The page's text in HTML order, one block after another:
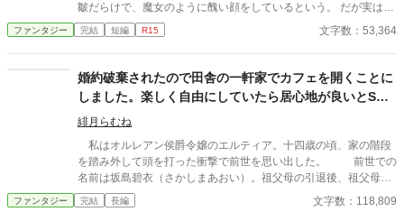
皺だらけで、魔女のように醜い顔をしているという。 だが実は、
誰にも言えない理由があり…。 ※もともとなろう様でも投稿して
いた作品ですが、手を加えちょっと長めの話になりました。作者
ちょっとエグいかも。恋愛かファンタジーか迷ったんですがひと
まず、ファンタジーにしてあります。 全28話で完結。
ファンタジー 完結 短編 R15 文字数：53,364
婚約破棄されたので田舎の一軒家でカフェを開くことに
しました。楽しく自由にしていたら居心地が良いとS級
冒険者達が毎日通い詰めるようになりました
緋月らむね
私はオルレアン侯爵令嬢のエルティア。十四歳の頃、家の階段
を踏み外して頭を打った衝撃で前世を思い出した。 前世での
名前は坂島碧衣（さかしまあおい）。祖父母の引退後、祖父母の
経営していた大好きなカフェを継ぐつもりでいたのに就職先がブ
ラック企業で過労の挙句、継ぐ前に死んでしまった。そして、自
ファンタジー 完結 長編 文字数：118,809